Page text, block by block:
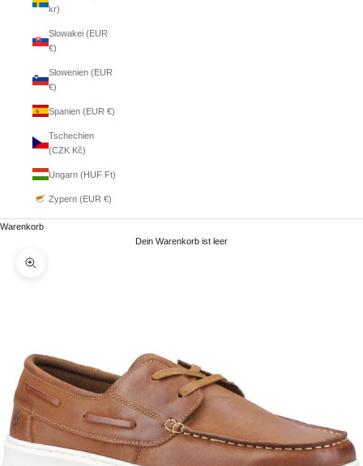
kr)
Slowakei (EUR
€)
Slowenien (EUR
€)
Spanien (EUR €)
Tschechien
(CZK Kč)
Ungarn (HUF Ft)
Zypern (EUR €)
Warenkorb
Dein Warenkorb ist leer
Bild vergrößern